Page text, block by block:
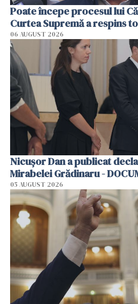
Poate începe procesul lui
Curtea Supremă a respins
06 AUGUST 2026
Nicușor Dan a publicat
Mirabelei Grădinaru -
05 AUGUST 2026